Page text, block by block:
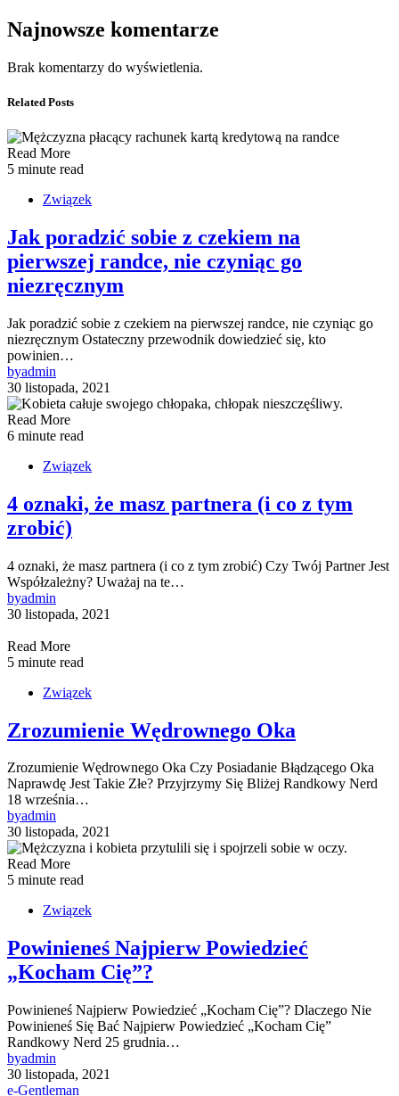
Najnowsze komentarze
Brak komentarzy do wyświetlenia.
Related Posts
Read More
5 minute read
Związek
Jak poradzić sobie z czekiem na
pierwszej randce, nie czyniąc go
niezręcznym
Jak poradzić sobie z czekiem na pierwszej randce, nie czyniąc go
niezręcznym Ostateczny przewodnik dowiedzieć się, kto
powinien…
byadmin
30 listopada, 2021
Read More
6 minute read
Związek
4 oznaki, że masz partnera (i co z tym
zrobić)
4 oznaki, że masz partnera (i co z tym zrobić) Czy Twój Partner Jest
Współzależny? Uważaj na te…
byadmin
30 listopada, 2021
Read More
5 minute read
Związek
Zrozumienie Wędrownego Oka
Zrozumienie Wędrownego Oka Czy Posiadanie Błądzącego Oka
Naprawdę Jest Takie Złe? Przyjrzymy Się Bliżej Randkowy Nerd
18 września…
byadmin
30 listopada, 2021
Read More
5 minute read
Związek
Powinieneś Najpierw Powiedzieć
„Kocham Cię”?
Powinieneś Najpierw Powiedzieć „Kocham Cię”? Dlaczego Nie
Powinieneś Się Bać Najpierw Powiedzieć „Kocham Cię”
Randkowy Nerd 25 grudnia…
byadmin
30 listopada, 2021
e-Gentleman